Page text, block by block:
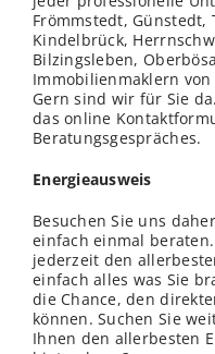
Frömmstedt, Günstedt,
Kindelbrück,
Bilzingsleben,
Immobilienmaklern
Gern sind wir für Sie
das online
Beratungsgespräches.
Energieausweis
Besuchen Sie uns
einfach einmal
jederzeit den
einfach alles was Sie
die Chance, den
können. Suchen Sie
Ihnen den allerbesten